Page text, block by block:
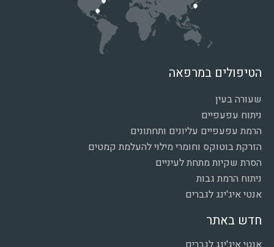
הטיפולים במרפאה
שעורה בעין
ניתוח עפעפיים
הרמת עפעפיים עליונים ותחתונים
הזרקת בוטוקס וחומרי מילוי להעלמת קמטים
הסרת שקיות מתחת לעיניים
ניתוח הרמת גבות
אנטי איג'ינג לגברים
חדש באתר